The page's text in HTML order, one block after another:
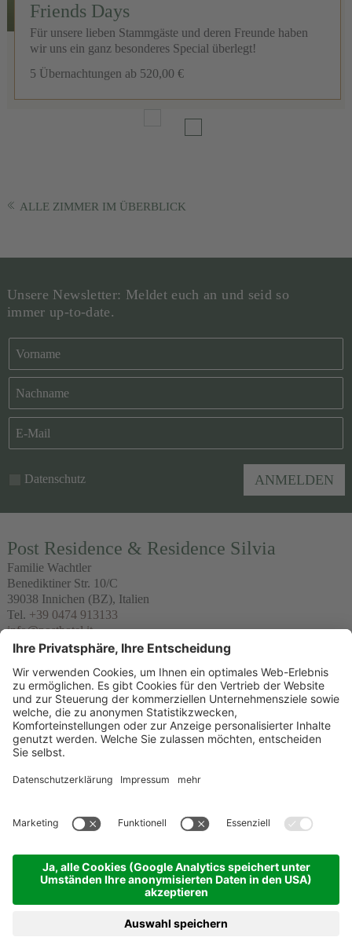
Friends Days
Für unsere lieben Stammgäste und deren Freunde haben
wir uns ein ganz besonderes Special überlegt!
5 Übernachtungen ab 520,00 €
ALLE ZIMMER IM ÜBERBLICK
Unsere Newsletter: Meldet euch an und seid so
immer up-to-date.
Datenschutz ANMELDEN
Post Residence & Residence Silvia
Familie Wachtler
Benediktiner Str. 10/C
39038 Innichen (BZ), Italien
Tel. +39 0474 913133
info@posthotel.it
Bewertungen
Partner
© 2026 Posthotel & Residence GmbH
CIN Post Residence : IT021077B497QADZSL & CIN Residence Silvia:
produced by